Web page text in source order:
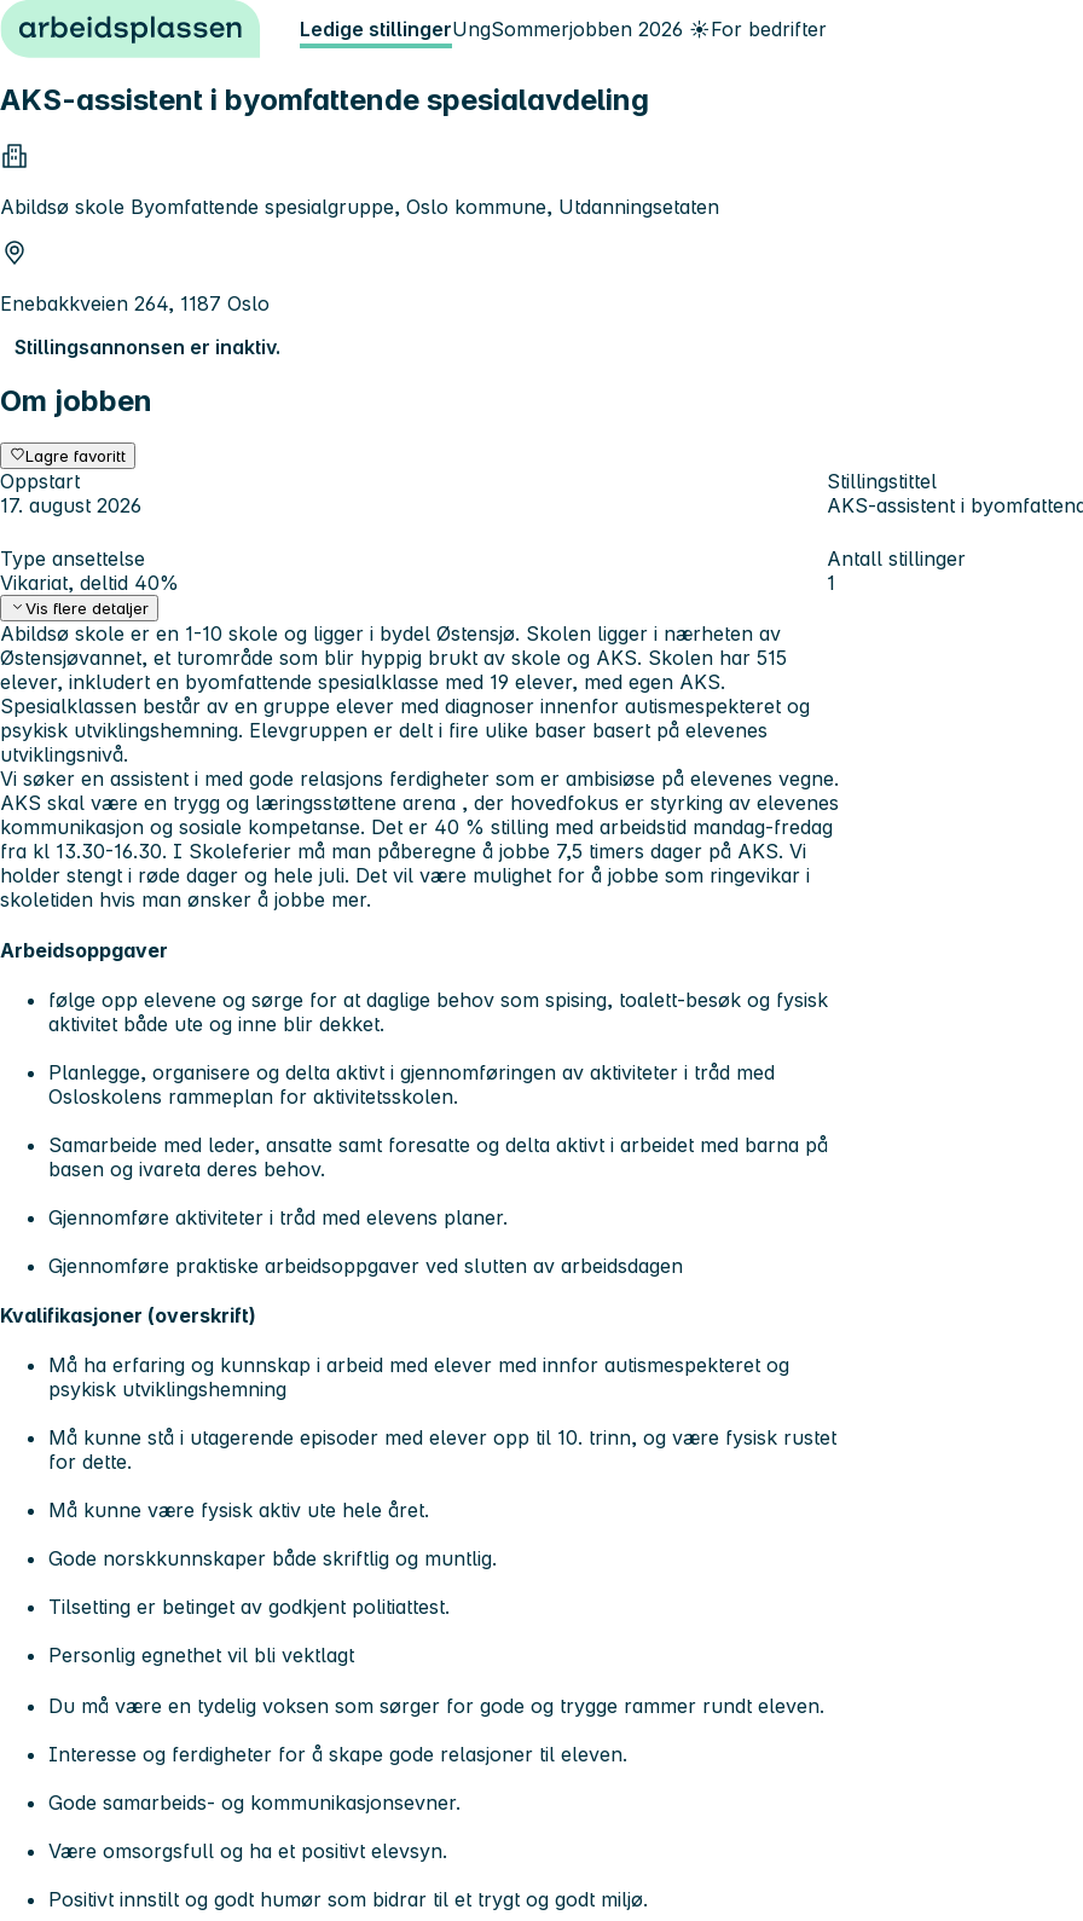
Hopp til innhold Ledige stillingerUngSommerjobben 2026 ☀️For bedrifter
AKS-assistent i byomfattende spesialavdeling
Abildsø skole Byomfattende spesialgruppe, Oslo kommune, Utdanningsetaten
Enebakkveien 264, 1187 Oslo
Stillingsannonsen er inaktiv.
Om jobben
Lagre favoritt
Oppstart
17. august 2026
Stillingstittel
AKS-assistent i
Type ansettelse
Vikariat, deltid 40%
Antall stillinger
1
Vis flere detaljer
Abildsø skole er en 1-10 skole og ligger i bydel Østensjø. Skolen ligger i nærheten av
Østensjøvannet, et turområde som blir hyppig brukt av skole og AKS. Skolen har 515
elever, inkludert en byomfattende spesialklasse med 19 elever, med egen AKS.
Spesialklassen består av en gruppe elever med diagnoser innenfor autismespekteret og
psykisk utviklingshemning. Elevgruppen er delt i fire ulike baser basert på elevenes
utviklingsnivå.
Vi søker en assistent i med gode relasjons ferdigheter som er ambisiøse på elevenes vegne.
AKS skal være en trygg og læringsstøttene arena , der hovedfokus er styrking av elevenes
kommunikasjon og sosiale kompetanse. Det er 40 % stilling med arbeidstid mandag-fredag
fra kl 13.30-16.30. I Skoleferier må man påberegne å jobbe 7,5 timers dager på AKS. Vi
holder stengt i røde dager og hele juli. Det vil være mulighet for å jobbe som ringevikar i
skoletiden hvis man ønsker å jobbe mer.
Arbeidsoppgaver
følge opp elevene og sørge for at daglige behov som spising, toalett-besøk og fysisk
aktivitet både ute og inne blir dekket.
Planlegge, organisere og delta aktivt i gjennomføringen av aktiviteter i tråd med
Osloskolens rammeplan for aktivitetsskolen.
Samarbeide med leder, ansatte samt foresatte og delta aktivt i arbeidet med barna på
basen og ivareta deres behov.
Gjennomføre aktiviteter i tråd med elevens planer.
Gjennomføre praktiske arbeidsoppgaver ved slutten av arbeidsdagen
Kvalifikasjoner (overskrift)
Må ha erfaring og kunnskap i arbeid med elever med innfor autismespekteret og
psykisk utviklingshemning
Må kunne stå i utagerende episoder med elever opp til 10. trinn, og være fysisk rustet
for dette.
Må kunne være fysisk aktiv ute hele året.
Gode norskkunnskaper både skriftlig og muntlig.
Tilsetting er betinget av godkjent politiattest.
Personlig egnethet vil bli vektlagt
Du må være en tydelig voksen som sørger for gode og trygge rammer rundt eleven.
Interesse og ferdigheter for å skape gode relasjoner til eleven.
Gode samarbeids- og kommunikasjonsevner.
Være omsorgsfull og ha et positivt elevsyn.
Positivt innstilt og godt humør som bidrar til et trygt og godt miljø.